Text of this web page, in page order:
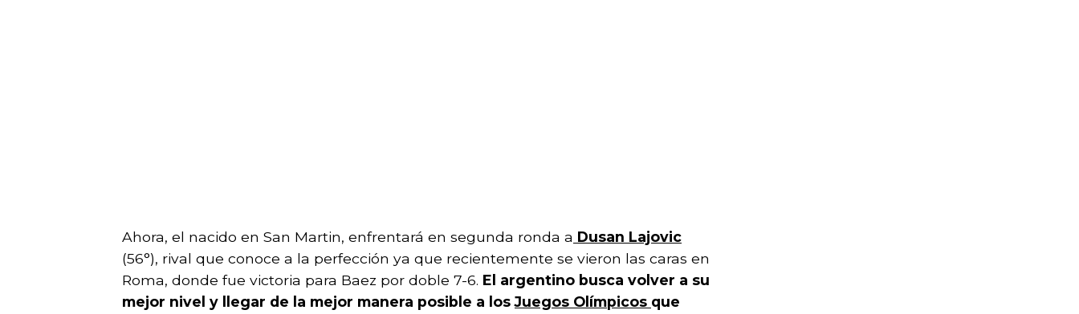
Ahora, el nacido en San Martin, enfrentará en segunda ronda a Dusan Lajovic
(56°), rival que conoce a la perfección ya que recientemente se vieron las caras en
Roma, donde fue victoria para Baez por doble 7-6. El argentino busca volver a su
mejor nivel y llegar de la mejor manera posible a losJuegos Olímpicos que